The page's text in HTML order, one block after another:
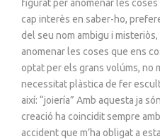
figurat per anomenar les
cap interès en saber-ho,
del seu nom ambigu i
anomenar les coses que ens
optat per els grans volúms, no
necessitat plàstica de fer
així: “joiería” Amb aquesta ja
creació ha coincidit sempre
accident que m’ha obligat a